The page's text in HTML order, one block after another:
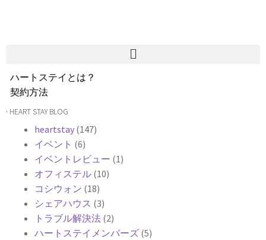
ハートステイとは？
契約方法
韓国不動産情報
よくある質問
Heartee
· HEART STAY BLOG
heartstay (147)
イベント (6)
イベントレビュー (1)
オフィステル (10)
コシウォン (18)
シェアハウス (3)
トラブル解決法 (2)
ハートステイメンバーズ (5)